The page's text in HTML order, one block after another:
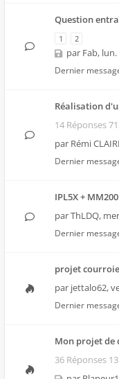
Question
1 2
par Fab, lun.
Dernier
Réalisation
14 Réponses
par Rémi
Dernier
IPL5X +
parThLDQ,
Dernier
projet courroie
par jettalo62,
Dernier
Mon projet de
36 Réponses